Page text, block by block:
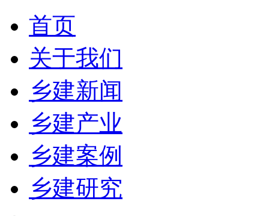
首页
关于我们
乡建新闻
乡建产业
乡建案例
乡建研究